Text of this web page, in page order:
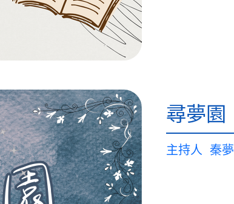
尋夢園
主持人 秦